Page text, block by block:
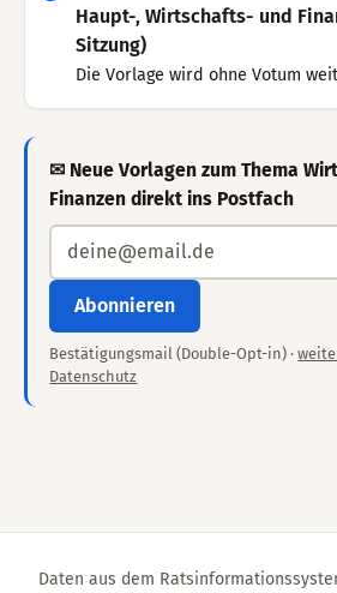
Haupt-, Wirtschafts- und
Sitzung)
Die Vorlage wird ohne Votum
✉ Neue Vorlagen zum Thema
Finanzen direkt ins Postfach
Abonnieren
Bestätigungsmail (Double-Opt-in) ·
Datenschutz
Daten aus dem